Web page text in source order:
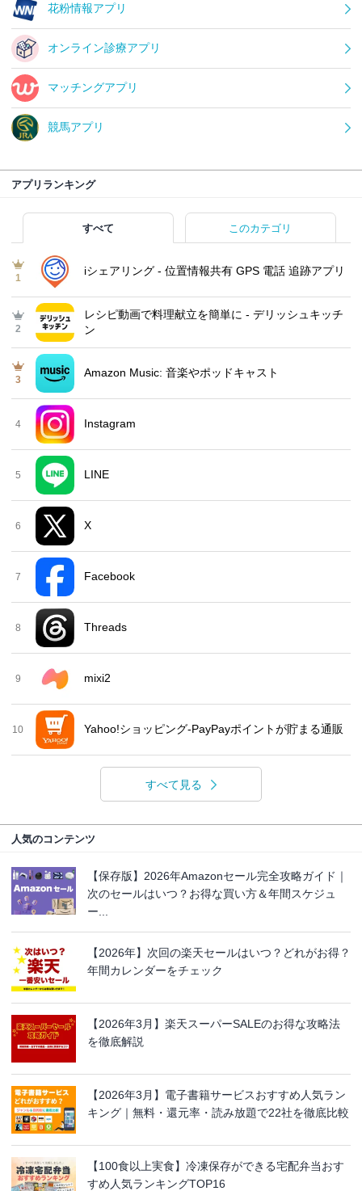
花粉情報アプリ
オンライン診療アプリ
マッチングアプリ
競馬アプリ
アプリランキング
すべて このカテゴリ
1
iシェアリング - 位置情報共有 GPS 電話 追跡アプリ
2
レシピ動画で料理献立を簡単‪に - デリッシュキッチ
ン
3
Amazon Music: 音楽やポッドキャスト
4 Instagram
5 LINE
6 X
7 Facebook
8 Threads
9 mixi2
10 Yahoo!ショッピング-PayPayポイントが貯まる通販
すべて見る
人気のコンテンツ
【保存版】2026年Amazonセール完全攻略ガイド｜
次のセールはいつ？お得な買い方＆年間スケジュ
ー...
【2026年】次回の楽天セールはいつ？どれがお得？
年間カレンダーをチェック
【2026年3月】楽天スーパーSALEのお得な攻略法
を徹底解説
【2026年3月】電子書籍サービスおすすめ人気ラン
キング｜無料・還元率・読み放題で22社を徹底比較
【100食以上実食】冷凍保存ができる宅配弁当おす
すめ人気ランキングTOP16